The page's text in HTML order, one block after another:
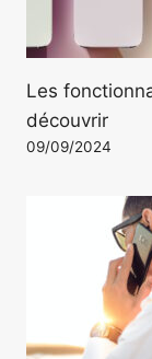
Les
découvrir
09/09/2024